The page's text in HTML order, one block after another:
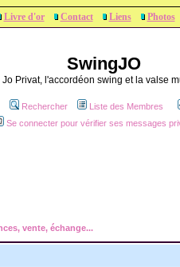
Livre d'or Contact Liens Photos
SwingJO
Jo Privat, l'accordéon swing et la valse
Rechercher Liste des Membres
Se connecter pour vérifier ses messages
vente, échange...